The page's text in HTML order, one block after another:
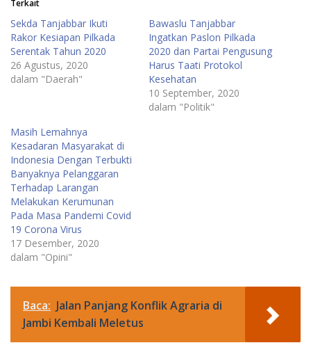
Terkait
Sekda Tanjabbar Ikuti
Rakor Kesiapan Pilkada
Serentak Tahun 2020
26 Agustus, 2020
dalam "Daerah"
Bawaslu Tanjabbar
Ingatkan Paslon Pilkada
2020 dan Partai Pengusung
Harus Taati Protokol
Kesehatan
10 September, 2020
dalam "Politik"
Masih Lemahnya
Kesadaran Masyarakat di
Indonesia Dengan Terbukti
Banyaknya Pelanggaran
Terhadap Larangan
Melakukan Kerumunan
Pada Masa Pandemi Covid
19 Corona Virus
17 Desember, 2020
dalam "Opini"
Baca: Jalan Panjang Konflik Agraria di
Jambi Kembali Meletus